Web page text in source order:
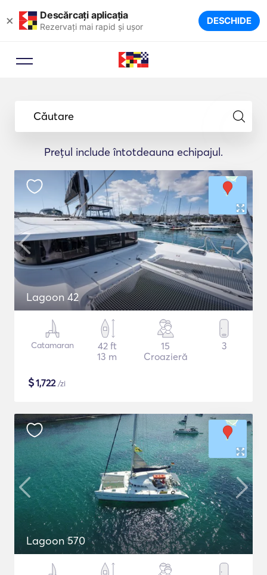
× Descărcați aplicația
Rezervați mai rapid și ușor DESCHIDE
Căutare
Prețul include întotdeauna echipajul.
Lagoon 42
Catamaran
42 ft
13 m
15
Croazieră
3
$1,722/zi
Lagoon 570